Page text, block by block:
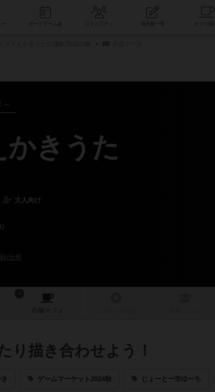
コミュニティ
きうた
大人向け
/分布
店舗/ カフェ
り描き合わせよう！
ゲームマーケット2024秋 じょーとー市ゆーち